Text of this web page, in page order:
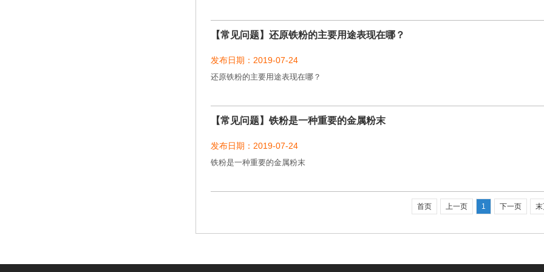
【常见问题】还原铁粉的主要用途表现在哪？
发布日期：2019-07-24
还原铁粉的主要用途表现在哪？
【常见问题】铁粉是一种重要的金属粉末
发布日期：2019-07-24
铁粉是一种重要的金属粉末
首页 上一页 1 下一页 末